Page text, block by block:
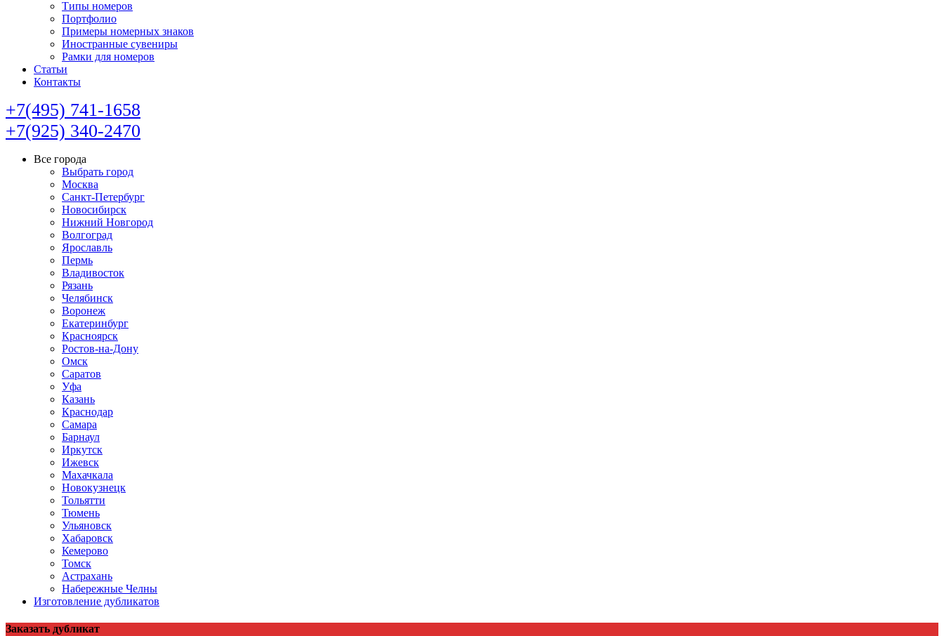
Типы номеров
Портфолио
Примеры номерных знаков
Иностранные сувениры
Рамки для номеров
Статьи
Контакты
+7(495) 741-1658
+7(925) 340-2470
Все города
Выбрать город
Москва
Санкт-Петербург
Новосибирск
Нижний Новгород
Волгоград
Ярославль
Пермь
Владивосток
Рязань
Челябинск
Воронеж
Екатеринбург
Красноярск
Ростов-на-Дону
Омск
Саратов
Уфа
Казань
Краснодар
Самара
Барнаул
Иркутск
Ижевск
Махачкала
Новокузнецк
Тольятти
Тюмень
Ульяновск
Хабаровск
Кемерово
Томск
Астрахань
Набережные Челны
Изготовление дубликатов
Заказать дубликат